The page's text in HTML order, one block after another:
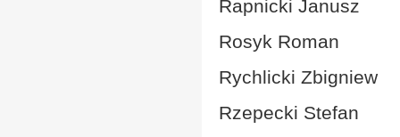
Rapnicki Janusz
Rosyk Roman
Rychlicki Zbigniew
Rzepecki Stefan